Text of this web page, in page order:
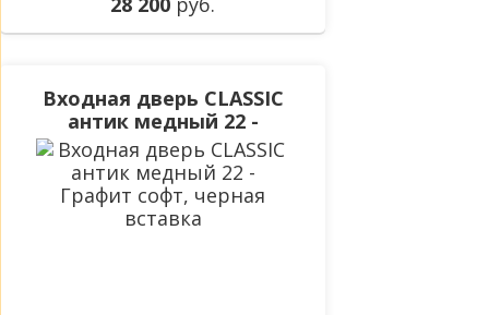
Входная дверь CLASSIC
антик медный 22 -
Графит софт, черная
вставка